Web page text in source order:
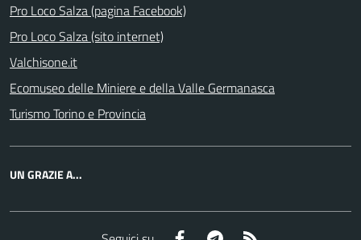
Pro Loco Salza (pagina Facebook)
Pro Loco Salza (sito internet)
Valchisone.it
Ecomuseo delle Miniere e della Valle Germanasca
Turismo Torino e Provincia
UN GRAZIE A...